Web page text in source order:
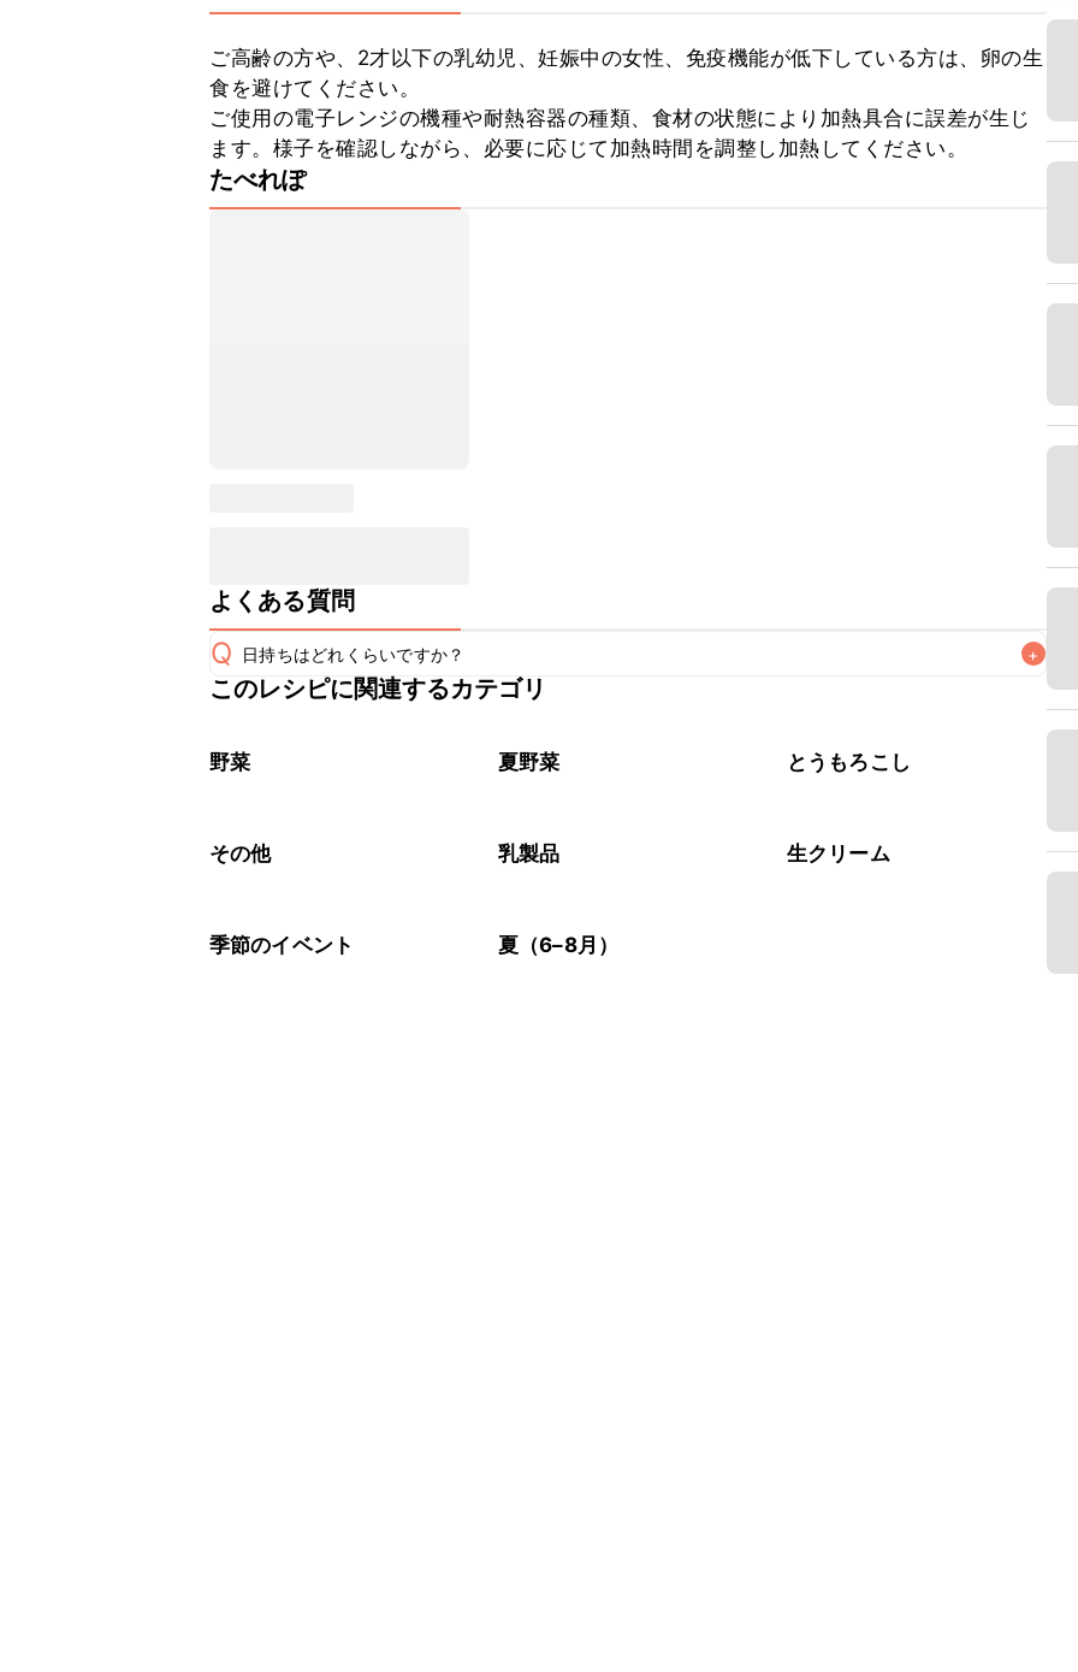
ご高齢の方や、2才以下の乳幼児、妊娠中の女性、免疫機能が低下している方は、卵の生
食を避けてください。
ご使用の電子レンジの機種や耐熱容器の種類、食材の状態により加熱具合に誤差が生じ
ます。様子を確認しながら、必要に応じて加熱時間を調整し加熱してください。
たべれぽ
よくある質問
Q 日持ちはどれくらいですか？ +
保存期間は冷凍で当日中が目安です。なるべくお早めにお召し上がりください。
※日持ちは目安です。
このレシピに関連するカテゴリ
野菜 夏野菜 とうもろこし
その他 乳製品 生クリーム
季節のイベント 夏（6–8月）